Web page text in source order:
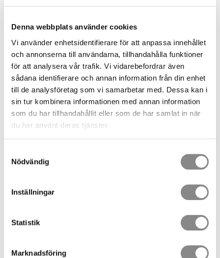
Denna webbplats använder cookies
Vi använder enhetsidentifierare för att anpassa innehållet
och annonserna till användarna, tillhandahålla funktioner
för att analysera vår trafik. Vi vidarebefordrar även
sådana identifierare och annan information från din enhet
till de analysföretag som vi samarbetar med. Dessa kan i
sin tur kombinera informationen med annan information
som du har tillhandahållit eller som de har samlat in när
du har använt deras tjänster.
Nödvändig
Inställningar
Statistik
Marknadsföring
64,00SEK
Artikelnr